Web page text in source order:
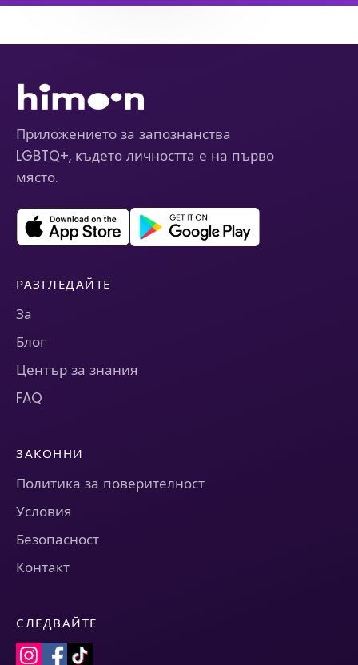
Приложението за запознанства
LGBTQ+, където личността е на първо
място.
РАЗГЛЕДАЙТЕ
За
Блог
Център за знания
FAQ
ЗАКОННИ
Политика за поверителност
Условия
Безопасност
Контакт
СЛЕДВАЙТЕ